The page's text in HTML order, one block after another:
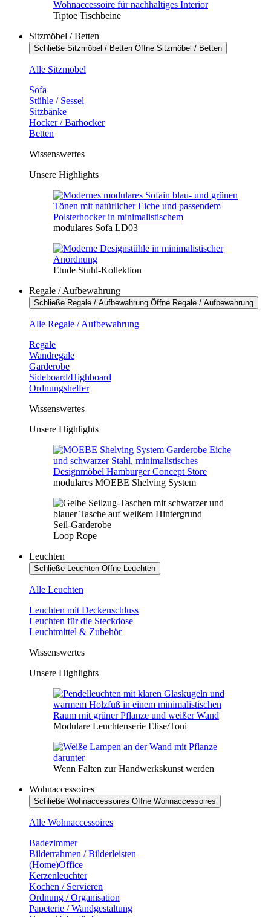
Tiptoe Tischbeine
Sitzmöbel / Betten
Schließe Sitzmöbel / Betten Öffne Sitzmöbel / Betten
Alle Sitzmöbel
Sofa
Stühle / Sessel
Sitzbänke
Hocker / Barhocker
Betten
Wissenswertes
Unsere Highlights
modulares Sofa LD03
Etude Stuhl-Kollektion
Regale / Aufbewahrung
Schließe Regale / Aufbewahrung Öffne Regale / Aufbewahrung
Alle Regale / Aufbewahrung
Regale
Wandregale
Garderobe
Sideboard/Highboard
Ordnungshelfer
Wissenswertes
Unsere Highlights
modulares MOEBE Shelving System
Seil-Garderobe
Loop Rope
Leuchten
Schließe Leuchten Öffne Leuchten
Alle Leuchten
Leuchten mit Deckenschluss
Leuchten für die Steckdose
Leuchtmittel & Zubehör
Wissenswertes
Unsere Highlights
Modulare Leuchtenserie Elise/Toni
Wenn Falten zur Handwerkskunst werden
Wohnaccessoires
Schließe Wohnaccessoires Öffne Wohnaccessoires
Alle Wohnaccessoires
Badezimmer
Bilderrahmen / Bilderleisten
(Home)Office
Kerzenleuchter
Kochen / Servieren
Ordnung / Organisation
Papeterie / Wandgestaltung